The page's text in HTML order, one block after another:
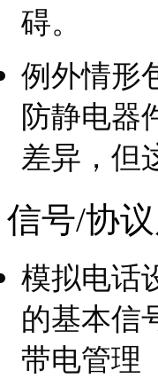
碍。
例外情形
防静电器
差异，但
信号/协
模拟电话
的基本信
带电管理